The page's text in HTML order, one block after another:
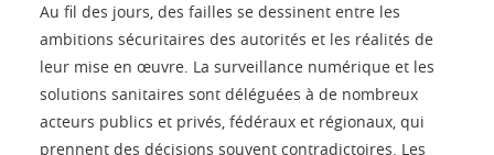
Au fil des jours, des failles se dessinent entre les
ambitions sécuritaires des autorités et les réalités de
leur mise en œuvre. La surveillance numérique et les
solutions sanitaires sont déléguées à de nombreux
acteurs publics et privés, fédéraux et régionaux, qui
prennent des décisions souvent contradictoires. Les